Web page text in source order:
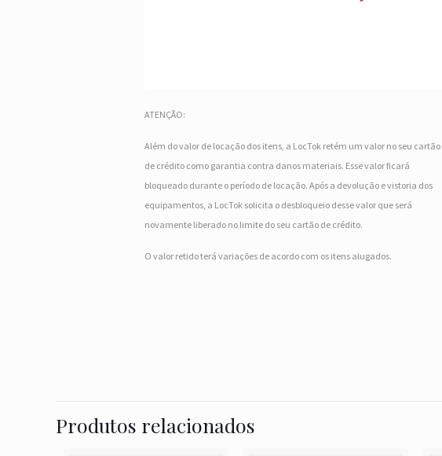
ATENÇÃO:
Além do valor de locação dos itens, a LocTok retém um valor no seu cartão
de crédito como garantia contra danos materiais. Esse valor ficará
bloqueado durante o período de locação. Após a devolução e vistoria dos
equipamentos, a LocTok solicita o desbloqueio desse valor que será
novamente liberado no limite do seu cartão de crédito.
O valor retido terá variações de acordo com os itens alugados.
Produtos relacionados